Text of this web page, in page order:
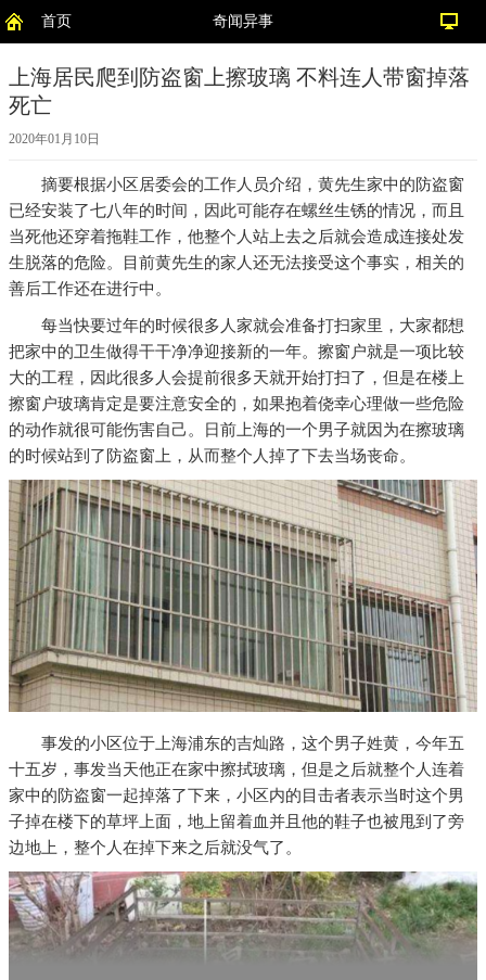
首页 奇闻异事
上海居民爬到防盗窗上擦玻璃 不料连人带窗掉落
死亡
2020年01月10日
摘要根据小区居委会的工作人员介绍，黄先生家中的防盗窗
已经安装了七八年的时间，因此可能存在螺丝生锈的情况，而且
当死他还穿着拖鞋工作，他整个人站上去之后就会造成连接处发
生脱落的危险。目前黄先生的家人还无法接受这个事实，相关的
善后工作还在进行中。
每当快要过年的时候很多人家就会准备打扫家里，大家都想
把家中的卫生做得干干净净迎接新的一年。擦窗户就是一项比较
大的工程，因此很多人会提前很多天就开始打扫了，但是在楼上
擦窗户玻璃肯定是要注意安全的，如果抱着侥幸心理做一些危险
的动作就很可能伤害自己。日前上海的一个男子就因为在擦玻璃
的时候站到了防盗窗上，从而整个人掉了下去当场丧命。
事发的小区位于上海浦东的吉灿路，这个男子姓黄，今年五
十五岁，事发当天他正在家中擦拭玻璃，但是之后就整个人连着
家中的防盗窗一起掉落了下来，小区内的目击者表示当时这个男
子掉在楼下的草坪上面，地上留着血并且他的鞋子也被甩到了旁
边地上，整个人在掉下来之后就没气了。